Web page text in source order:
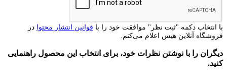
با انتخاب دکمه "ثبت نظر" موافقت خود را با قوانین انتشار محتوا در
فروشگاه آنلاین هیس اعلام می‌کنم.
دیگران را با نوشتن نظرات خود، برای انتخاب این محصول راهنمایی
کنید.